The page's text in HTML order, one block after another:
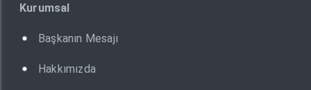
Kurumsal
Başkanın Mesajı
Hakkımızda